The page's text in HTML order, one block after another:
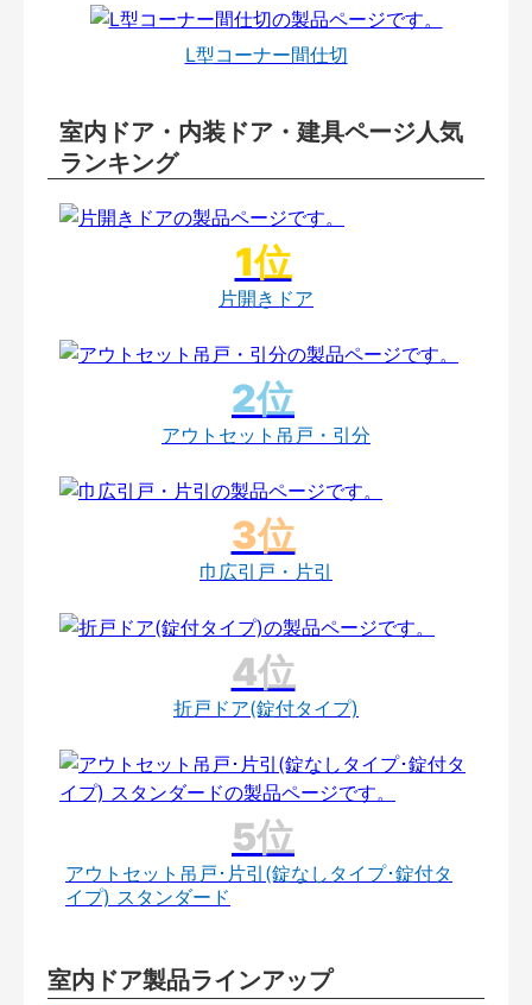
L型コーナー間仕切
室内ドア・内装ドア・建具ページ人気
ランキング
片開きドア
アウトセット吊戸・引分
巾広引戸・片引
折戸ドア(錠付タイプ)
アウトセット吊戸･片引(錠なしタイプ･錠付タ
イプ) スタンダード
室内ドア製品ラインアップ